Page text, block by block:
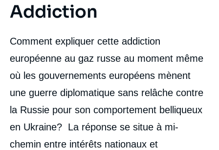
Addiction
Comment expliquer cette addiction
européenne au gaz russe au moment même
où les gouvernements européens mènent
une guerre diplomatique sans relâche contre
la Russie pour son comportement belliqueux
en Ukraine? La réponse se situe à mi-
chemin entre intérêts nationaux et